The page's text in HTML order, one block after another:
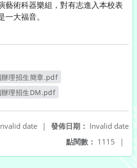
藝術科器樂組，對有志進入本校表
大福音。
理招生簡章.pdf
開新視窗
辦理招生DM.pdf
發佈日期： Invalid date
date
|
點閱數： 1115 |